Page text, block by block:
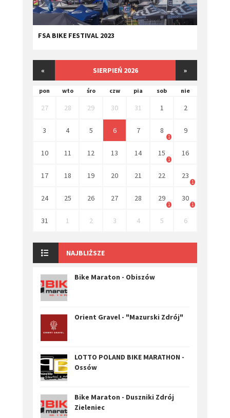
FSA BIKE FESTIVAL 2023
« SIERPIEŃ 2026 »
pon wto śro czw pia sob nie
27 28 29 30 31 1 2
3 4 5 6 7 8
1
9
10 11 12 13 14 15
1
16
17 18 19 20 21 22 23
1
24 25 26 27 28 29
1
30
1
31 1 2 3 4 5 6
NAJBLIŻSZE
Bike Maraton - Obiszów
Orient Gravel - "Mazurski Zdrój"
LOTTO POLAND BIKE MARATHON -
Ossów
Bike Maraton - Duszniki Zdrój
Zieleniec